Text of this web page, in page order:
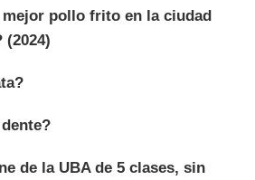
pollo frito en la ciudad
(2024)
de la UBA de 5 clases, sin